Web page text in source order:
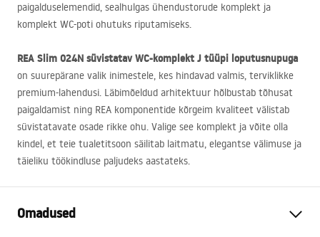
paigalduselemendid, sealhulgas ühendustorude komplekt ja
komplekt WC-poti ohutuks riputamiseks.
REA Slim 024N süvistatav WC-komplekt J tüüpi loputusnupuga
on suurepärane valik inimestele, kes hindavad valmis, terviklikke
premium-lahendusi. Läbimõeldud arhitektuur hõlbustab tõhusat
paigaldamist ning REA komponentide kõrgeim kvaliteet välistab
süvistatavate osade rikke ohu. Valige see komplekt ja võite olla
kindel, et teie tualetitsoon säilitab laitmatu, elegantse välimuse ja
täieliku töökindluse paljudeks aastateks.
Omadused